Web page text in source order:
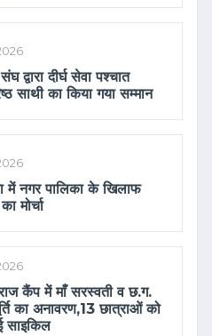
द्वारा दीर्घ सेवा पश्चात
साथी का किया गया सम्मान
में नगर पालिका के खिलाफ
मोर्चा
कैंप में माँ सरस्वती व छ.ग.
का अनावरण,13 छात्राओं को
साइकिल